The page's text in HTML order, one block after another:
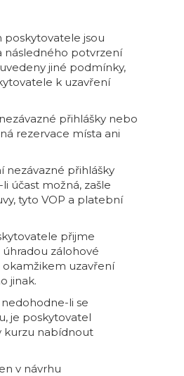
poskytovatele jsou
následného potvrzení
jiné podmínky,
k uzavření
přihlášky nebo
rezervace místa ani
nezávazné přihlášky
účast možná, zašle
tyto VOP a platební
přijme
zálohové
okamžikem uzavření
jinak.
li se
je poskytovatel
kurzu nabídnout
v návrhu